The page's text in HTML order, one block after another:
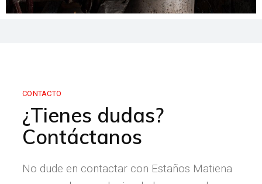
CONTACTO
¿Tienes dudas?
Contáctanos
No dude en contactar con Estaños Matiena